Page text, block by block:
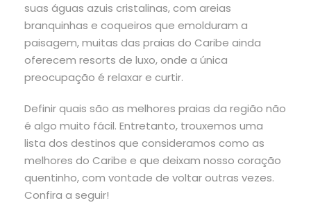
suas águas azuis cristalinas, com areias
branquinhas e coqueiros que emolduram a
paisagem, muitas das praias do Caribe ainda
oferecem resorts de luxo, onde a única
preocupação é relaxar e curtir.
Definir quais são as melhores praias da região não
é algo muito fácil. Entretanto, trouxemos uma
lista dos destinos que consideramos como as
melhores do Caribe e que deixam nosso coração
quentinho, com vontade de voltar outras vezes.
Confira a seguir!